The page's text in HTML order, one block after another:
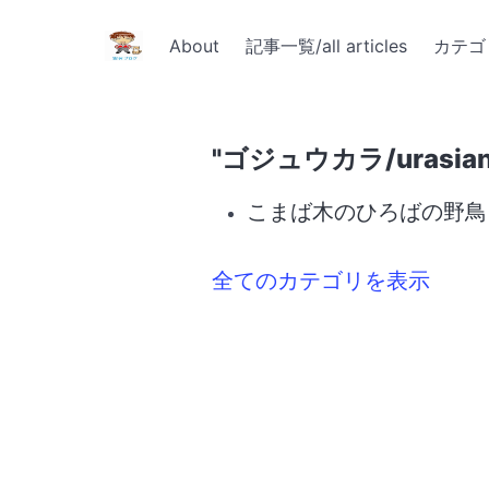
About 記事一覧/all articles カテ
"ゴジュウカラ/
こまば木のひろばの野
全てのカテゴリを表示